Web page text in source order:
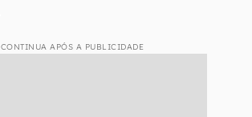
CONTINUA APÓS A PUBLICIDADE